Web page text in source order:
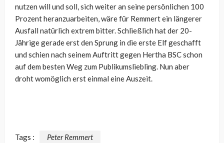
nutzen will und soll, sich weiter an seine persönlichen 100
Prozent heranzuarbeiten, wäre für Remmert ein längerer
Ausfall natürlich extrem bitter. Schließlich hat der 20-
Jährige gerade erst den Sprung in die erste Elf geschafft
und schien nach seinem Auftritt gegen Hertha BSC schon
auf dem besten Weg zum Publikumsliebling. Nun aber
droht womöglich erst einmal eine Auszeit.
Tags : Peter Remmert